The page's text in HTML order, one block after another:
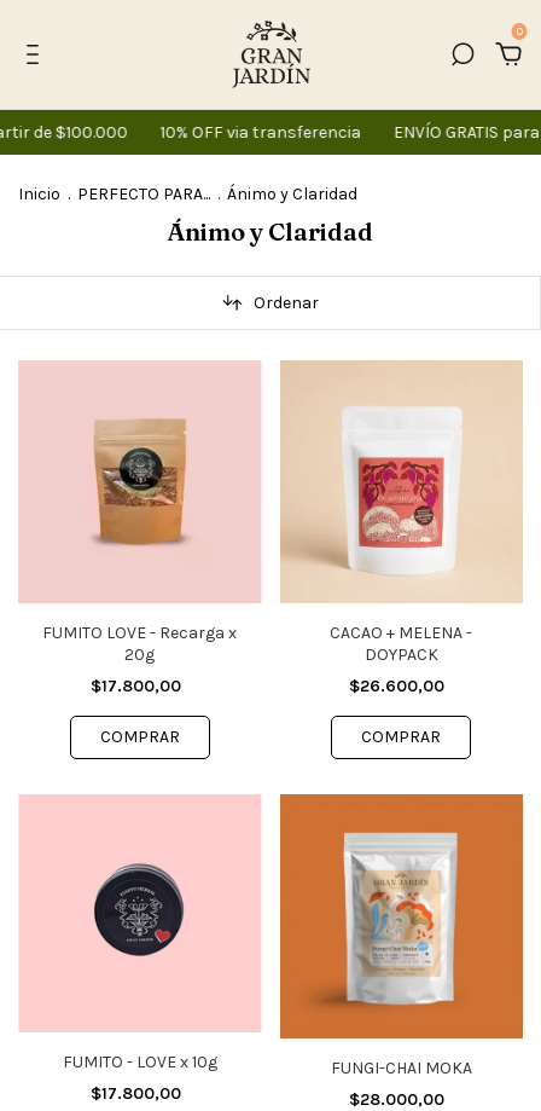
0
de $100.000 10% OFF via transferencia ENVÍO GRATIS para
Inicio . PERFECTO PARA... . Ánimo y Claridad
Ánimo y Claridad
Ordenar
FUMITO LOVE - Recarga x
20g
$17.800,00
CACAO + MELENA -
DOYPACK
$26.600,00
FUMITO - LOVE x 10g
$17.800,00
FUNGI-CHAI MOKA
$28.000,00